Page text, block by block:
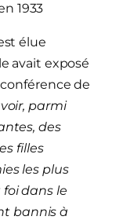
1933
élue
avait exposé
de
parmi
des
filles
les plus
dans le
bannis à